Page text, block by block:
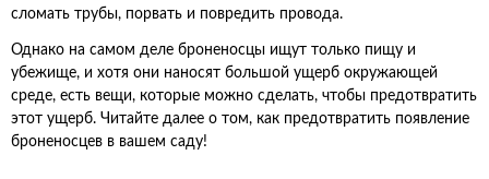
сломать трубы, порвать и повредить провода.
Однако на самом деле броненосцы ищут только пищу и
убежище, и хотя они наносят большой ущерб окружающей
среде, есть вещи, которые можно сделать, чтобы предотвратить
этот ущерб. Читайте далее о том, как предотвратить появление
броненосцев в вашем саду!